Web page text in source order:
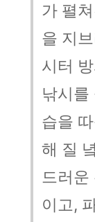
가 펼
을 지
시터
낚시를
습을
해 질
드러운
이고,